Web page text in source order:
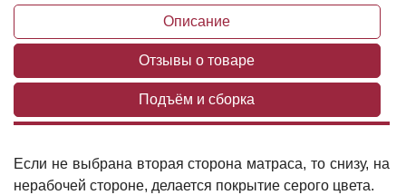
Описание
Отзывы о товаре
Подъём и сборка
Если не выбрана вторая сторона матраса, то снизу, на
нерабочей стороне, делается покрытие серого цвета.